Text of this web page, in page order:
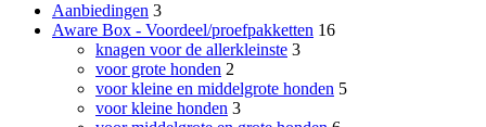
Aanbiedingen 3
Aware Box - Voordeel/proefpakketten 16
knagen voor de allerkleinste 3
voor grote honden 2
voor kleine en middelgrote honden 5
voor kleine honden 3